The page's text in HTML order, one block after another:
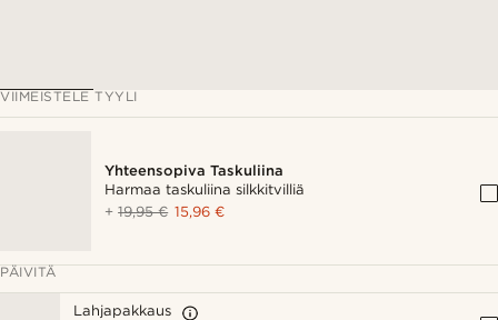
VIIMEISTELE TYYLI
Yhteensopiva Taskuliina
Harmaa taskuliina silkkitvilliä
+19,95 € 15,96 €
PÄIVITÄ
Lahjapakkaus